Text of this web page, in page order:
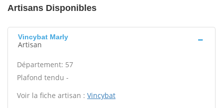
Artisans Disponibles
Vincybat Marly
Artisan
Département: 57
Plafond tendu -
Voir la fiche artisan : Vincybat